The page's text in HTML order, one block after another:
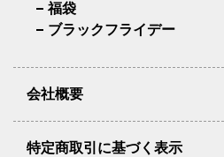
福袋
ブラックフライデー
会社概要
特定商取引に基づく表示